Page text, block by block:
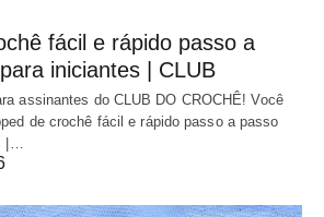
fácil e rápido passo a
iniciantes | CLUB
assinantes do CLUB DO CROCHÊ! Você
de crochê fácil e rápido passo a passo
|…